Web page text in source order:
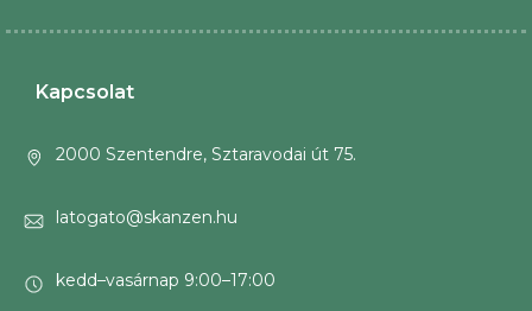
Kapcsolat
2000 Szentendre, Sztaravodai út 75.
latogato@skanzen.hu
kedd–vasárnap 9:00–17:00